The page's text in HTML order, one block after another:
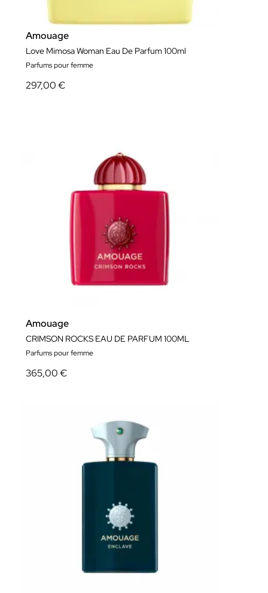
Amouage
Love Mimosa Woman Eau De Parfum 100ml
Parfums pour femme
297,00 €
Amouage
CRIMSON ROCKS EAU DE PARFUM 100ML
Parfums pour femme
365,00 €